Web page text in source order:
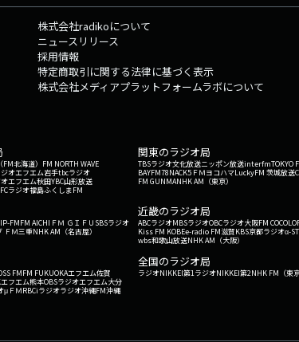
株式会社radikoについて
ニュースリリース
採用情報
特定商取引に関する法律に基づく表示
株式会社メディアプラットフォームラボについて
北海道） FM NORTH WAVE
オエフエム岩手tbcラジオ
エフエム秋田YBC山形放送
ラジオ福島ふくしまFM
関東のラジオ局
TBSラジオ文化放送ニッポン放送interfmTOKYO
BAYFM78NACK5 ＦＭヨコハマLuckyFM 茨城放送
FM GUNMANHK AM（東京）
FMFM AICHI ＦＭ ＧＩＦＵ SBSラジオ
ＦＭ三重NHK AM（名古屋）
近畿のラジオ局
ABCラジオMBSラジオOBCラジオ大阪FM COCOLO
Kiss FM KOBEe-radio FM滋賀KBS京都ラジオα-
wbs和歌山放送NHK AM（大阪）
FMFM FUKUOKAエフエム佐賀
フエム熊本OBSラジオエフエム大分
μＦＭRBCiラジオラジオ沖縄FM沖縄
全国のラジオ局
ラジオNIKKEI第1ラジオNIKKEI第2NHK FM（東京